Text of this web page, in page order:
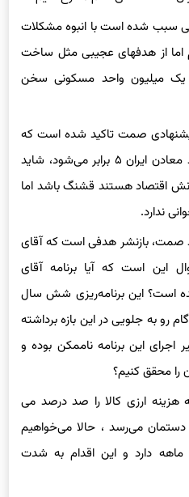
از هدف‏های عجیبی مثل ساخت
یک میلیون واحد مسکونی سخن
صمت تاکید شده است که
تولید لوازم خانگی ۶ برابر و تولید معادن ایران ۵ برابر می‌شود، شاید
اقتصاد هستند قشنگ باشد اما
بازنشر هدفی است که آقای
این است که آیا برنامه آقای
۹۴ محقق شده است؟ این برنامه‌ریزی شش سال
به جلویی در این بازه برداشته
در ۱۰ سال اخیر اجرای این برنامه ناممکن بوده و
ارزی کالا را صد درصد می
۶ ماه بعد به دستمان می‌رسد ، حالا می‌خواهیم
خودرو تولید کنیم که خواب ۹ ماهه دارد و این اقدام به شدت